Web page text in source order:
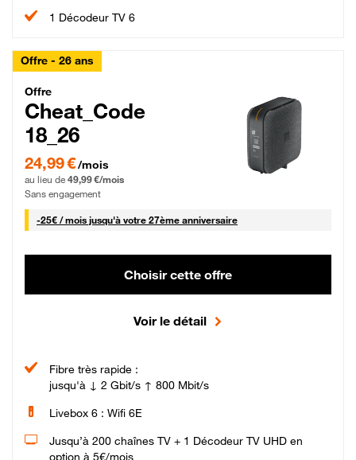
1 Décodeur TV 6
Offre - 26 ans
Cheat_Code Fibre_18_26
Offre
Cheat_Code
18_26
24,99 € par mois pendant 0 mois puis 49,99 € par mois, Sans engagement
24,99 €/mois
au lieu de 49,99 €/mois
Sans engagement
-25€ / mois25 € par mois
jusqu'à votre 27ème anniversaire
Choisir cette offre
Voir le détail
Fibre très rapide :
jusqu'à ↓ 2 Gbit/s ↑ 800 Mbit/s
Livebox 6 : Wifi 6E
Jusqu’à 200 chaînes TV + 1 Décodeur TV UHD en
option à 5€/mois